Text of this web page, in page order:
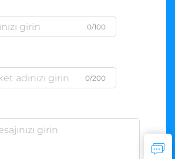
0/100
0/200